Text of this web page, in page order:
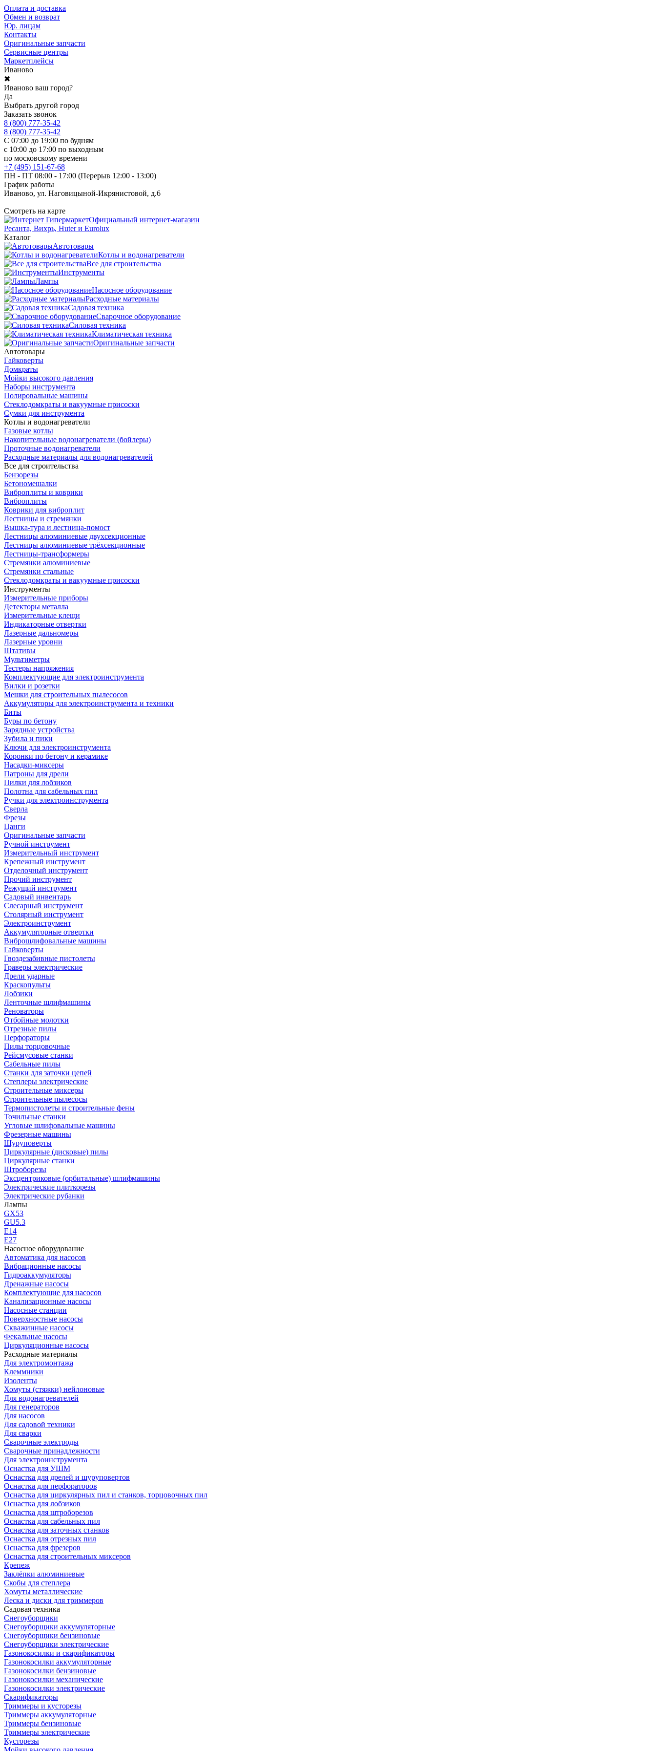
Оплата и доставка
Обмен и возврат
Юр. лицам
Контакты
Оригинальные запчасти
Сервисные центры
Маркетплейсы
Иваново
✖
Иваново ваш город?
Да
Выбрать другой город
Заказать звонок
8 (800) 777-35-42
8 (800) 777-35-42
С 07:00 до 19:00 по будням
с 10:00 до 17:00 по выходным
по московскому времени
+7 (495) 151-67-68
ПН - ПТ 08:00 - 17:00 (Перерыв 12:00 - 13:00)
График работы
Иваново, ул. Наговицыной-Икрянистовой, д.6
Смотреть на карте
Официальный интернет-магазин
Ресанта, Вихрь, Huter и Eurolux
Каталог
Автотовары
Котлы и водонагреватели
Все для строительства
Инструменты
Лампы
Насосное оборудование
Расходные материалы
Садовая техника
Сварочное оборудование
Силовая техника
Климатическая техника
Оригинальные запчасти
Автотовары
Гайковерты
Домкраты
Мойки высокого давления
Наборы инструмента
Полировальные машины
Стеклодомкраты и вакуумные присоски
Сумки для инструмента
Котлы и водонагреватели
Газовые котлы
Накопительные водонагреватели (бойлеры)
Проточные водонагреватели
Расходные материалы для водонагревателей
Все для строительства
Бензорезы
Бетономешалки
Виброплиты и коврики
Виброплиты
Коврики для виброплит
Лестницы и стремянки
Вышка-тура и лестница-помост
Лестницы алюминиевые двухсекционные
Лестницы алюминиевые трёхсекционные
Лестницы-трансформеры
Стремянки алюминиевые
Стремянки стальные
Стеклодомкраты и вакуумные присоски
Инструменты
Измерительные приборы
Детекторы металла
Измерительные клещи
Индикаторные отвертки
Лазерные дальномеры
Лазерные уровни
Штативы
Мультиметры
Тестеры напряжения
Комплектующие для электроинструмента
Вилки и розетки
Мешки для строительных пылесосов
Аккумуляторы для электроинструмента и техники
Биты
Буры по бетону
Зарядные устройства
Зубила и пики
Ключи для электроинструмента
Коронки по бетону и керамике
Насадки-миксеры
Патроны для дрели
Пилки для лобзиков
Полотна для сабельных пил
Ручки для электроинструмента
Сверла
Фрезы
Цанги
Оригинальные запчасти
Ручной инструмент
Измерительный инструмент
Крепежный инструмент
Отделочный инструмент
Прочий инструмент
Режущий инструмент
Садовый инвентарь
Слесарный инструмент
Столярный инструмент
Электроинструмент
Аккумуляторные отвертки
Виброшлифовальные машины
Гайковерты
Гвоздезабивные пистолеты
Граверы электрические
Дрели ударные
Краскопульты
Лобзики
Ленточные шлифмашины
Реноваторы
Отбойные молотки
Отрезные пилы
Перфораторы
Пилы торцовочные
Рейсмусовые станки
Сабельные пилы
Станки для заточки цепей
Степлеры электрические
Строительные миксеры
Строительные пылесосы
Термопистолеты и строительные фены
Точильные станки
Угловые шлифовальные машины
Фрезерные машины
Шуруповерты
Циркулярные (дисковые) пилы
Циркулярные станки
Штроборезы
Эксцентриковые (орбитальные) шлифмашины
Электрические плиткорезы
Электрические рубанки
Лампы
GX53
GU5.3
Е14
Е27
Насосное оборудование
Автоматика для насосов
Вибрационные насосы
Гидроаккумуляторы
Дренажные насосы
Комплектующие для насосов
Канализационные насосы
Насосные станции
Поверхностные насосы
Скважинные насосы
Фекальные насосы
Циркуляционные насосы
Расходные материалы
Для электромонтажа
Клеммники
Изоленты
Хомуты (стяжки) нейлоновые
Для водонагревателей
Для генераторов
Для насосов
Для садовой техники
Для сварки
Сварочные электроды
Сварочные принадлежности
Для электроинструмента
Оснастка для УШМ
Оснастка для дрелей и шуруповертов
Оснастка для перфораторов
Оснастка для циркулярных пил и станков, торцовочных пил
Оснастка для лобзиков
Оснастка для штроборезов
Оснастка для сабельных пил
Оснастка для заточных станков
Оснастка для отрезных пил
Оснастка для фрезеров
Оснастка для строительных миксеров
Крепеж
Заклёпки алюминиевые
Скобы для степлера
Хомуты металлические
Леска и диски для триммеров
Садовая техника
Снегоуборщики
Снегоуборщики аккумуляторные
Снегоуборщики бензиновые
Снегоуборщики электрические
Газонокосилки и скарификаторы
Газонокосилки аккумуляторные
Газонокосилки бензиновые
Газонокосилки механические
Газонокосилки электрические
Скарификаторы
Триммеры и кусторезы
Триммеры аккумуляторные
Триммеры бензиновые
Триммеры электрические
Кусторезы